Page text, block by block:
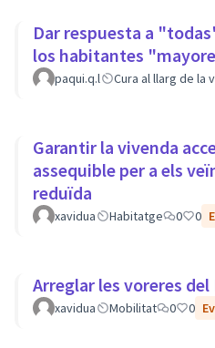
Dar respuesta a
los habitantes
paqui.q.l Cura al llarg de la
Garantir la vivenda
assequible per a els
reduïda
xavidua Habitatge 0 0
Arreglar les voreres
xavidua Mobilitat 0 0